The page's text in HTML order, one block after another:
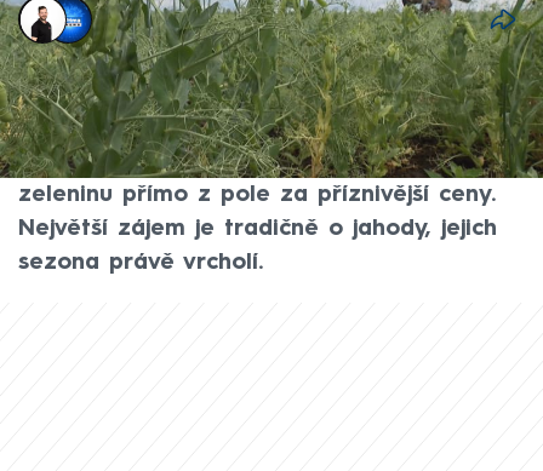
Zdeněk Strnadel,Veronika Brodská
15. čvn 2026, 12:58
V posledních letech získávají stále větší
oblibu samosběry. Tisíce Čechů láká
možnost odvézt si čerstvé ovoce a
zeleninu přímo z pole za příznivější ceny.
Největší zájem je tradičně o jahody, jejich
sezona právě vrcholí.